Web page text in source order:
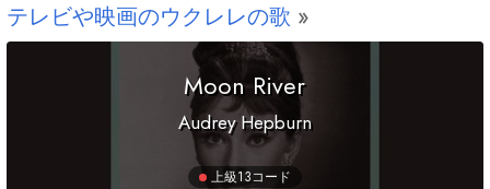
テレビや映画のウクレレの歌
Moon River
Audrey Hepburn
上級13コード